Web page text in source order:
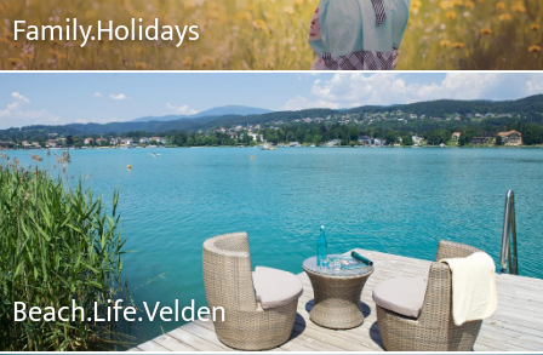
Family.Holidays
Beach.Life.Velden